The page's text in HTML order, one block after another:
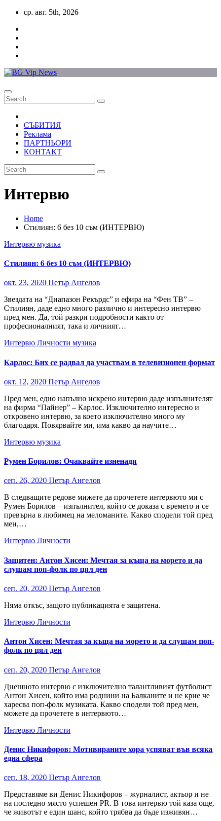
Skip
content
ср. авг. 5th, 2026
СЪБИТИЯ
Реклама
ПАРТНЬОРИ
КОНТАКТ
Интервю
Home
Стилиян: 6 без 10 съм (ИНТЕРВЮ)
Интервю музика
Стилиян: 6 без 10 съм (ИНТЕРВЮ)
окт. 23, 2020 Петър Ангелов
Звездата на “Диапазон Рекърдс” и ефира на “Фен ТВ” –
Стилиян, даде едно много различно и интересно интервю
пред мен. Да, той разкри подробности както от
професионалният, така и личният…
Интервю Личности музика
Карлос: Бих се радвал да участвам в телевизионен формат
окт. 12, 2020 Петър Ангелов
Пред мен, едно напълно искрено интервю даде изпълнителят
на фирма “Пайнер” – Карлос. Изключително интересно и
откровено интервю, за което изключително много му
благодаря. Повярвайте ми, има какво да научите…
Интервю музика
Румен Борилов: Очаквайте изненади
сеп. 26, 2020 Петър Ангелов
В следващите редове мижете да прочетете интервюто ми с
Румен Борилов – изпълнител, който се доказа с времето и се
превърна в любимец на меломаните. Какво сподели той пред
мен,…
Интервю Личности
Защитен: Антон Хисен: Мечтая за къща на морето и да
слушам поп-фолк по цял ден
сеп. 20, 2020 Петър Ангелов
Няма откъс, защото публикацията е защитена.
Интервю Личности
Антон Хисен: Мечтая за къща на морето и да слушам поп-
фолк по цял ден
сеп. 20, 2020 Петър Ангелов
Днешното интервю с изключително талантливият футболист
Антон Хисен, който има роднини на Балканите и не крие че
харесва поп-фолк музиката. Какво сподели той пред мен,
можете да прочетете в интервюто…
Интервю Личности
Денис Никифоров: Мотивираните хора успяват във всяка
една сфера
сеп. 18, 2020 Петър Ангелов
Представяме ви Денис Никифоров – журналист, актьор и не
на последно място успешен PR. В това интервю той каза още,
че животът е един шанс, който трябва да бъде изживян…